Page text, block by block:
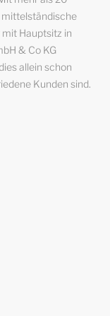
mittelständische
Hauptsitz in
& Co KG
allein schon
Kunden sind.